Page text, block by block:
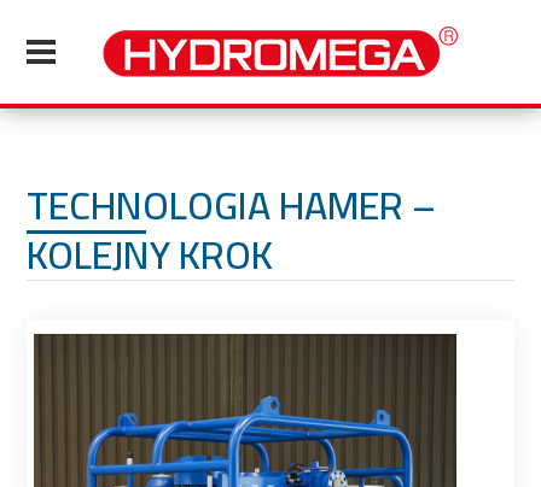
TECHNOLOGIA HAMER –
KOLEJNY KROK